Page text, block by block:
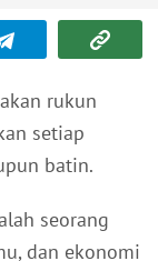
rukun
setiap
batin.
seorang
dan ekonomi